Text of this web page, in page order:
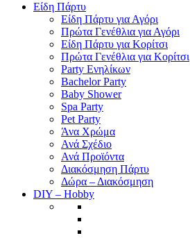
Είδη Πάρτυ
Είδη Πάρτυ για Αγόρι
Πρώτα Γενέθλια για Αγόρι
Είδη Πάρτυ για Κορίτσι
Πρώτα Γενέθλια για Κορίτσι
Party Ενηλίκων
Bachelor Party
Baby Shower
Spa Party
Pet Party
Άνα Χρώμα
Ανά Σχέδιο
Ανά Προϊόντα
Διακόσμηση Πάρτυ
Δώρα – Διακόσμηση
DIY – Hobby